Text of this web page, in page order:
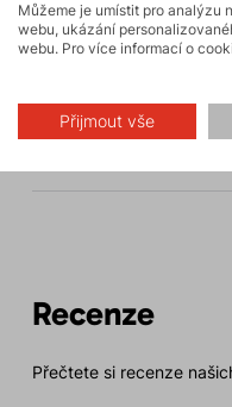
Parametry
Údržba
Recenze
Přečtete si recenze
Můžeme je umístit pro analýzu
webu, ukázání
webu. Pro více informací o
Přijmout vše